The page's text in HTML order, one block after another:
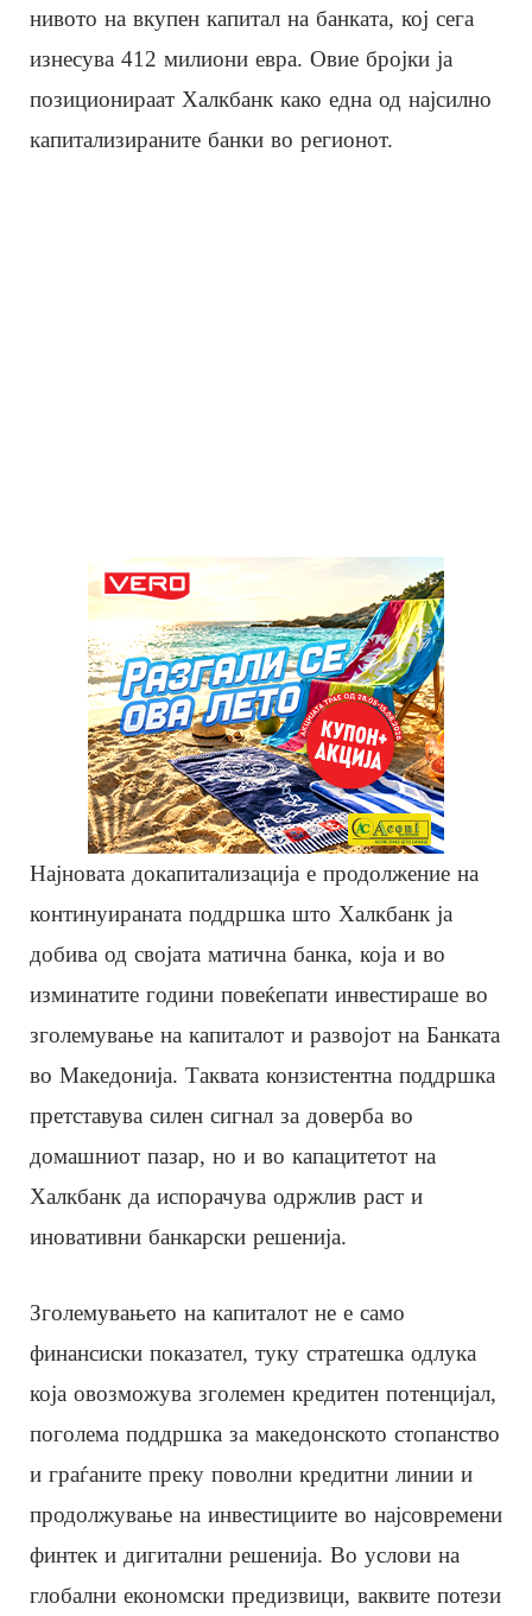
нивото на вкупен капитал на банката, кој сега
изнесува 412 милиони евра. Овие бројки ја
позиционираат Халкбанк како една од најсилно
капитализираните банки во регионот.
Најновата докапитализација е продолжение на
континуираната поддршка што Халкбанк ја
добива од својата матична банка, која и во
изминатите години повеќепати инвестираше во
зголемување на капиталот и развојот на Банката
во Македонија. Таквата конзистентна поддршка
претставува силен сигнал за доверба во
домашниот пазар, но и во капацитетот на
Халкбанк да испорачува одржлив раст и
иновативни банкарски решенија.
Зголемувањето на капиталот не е само
финансиски показател, туку стратешка одлука
која овозможува зголемен кредитен потенцијал,
поголема поддршка за македонското стопанство
и граѓаните преку поволни кредитни линии и
продолжување на инвестициите во најсовремени
финтек и дигитални решенија. Во услови на
глобални економски предизвици, ваквите потези